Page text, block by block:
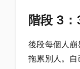
階段 3
後段每個人
拖累別人。自